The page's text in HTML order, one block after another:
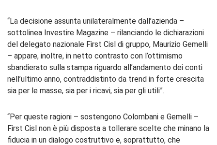
“La decisione assunta unilateralmente dall’azienda –
sottolinea Investire Magazine – rilanciando le dichiarazioni
del delegato nazionale First Cisl di gruppo, Maurizio Gemelli
– appare, inoltre, in netto contrasto con l’ottimismo
sbandierato sulla stampa riguardo all’andamento dei conti
nell’ultimo anno, contraddistinto da trend in forte crescita
sia per le masse, sia per i ricavi, sia per gli utili”.
“Per queste ragioni – sostengono Colombani e Gemelli –
First Cisl non è più disposta a tollerare scelte che minano la
fiducia in un dialogo costruttivo e, soprattutto, che